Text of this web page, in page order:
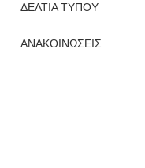
ΔΕΛΤΙΑ ΤΥΠΟΥ
ΑΝΑΚΟΙΝΩΣΕΙΣ